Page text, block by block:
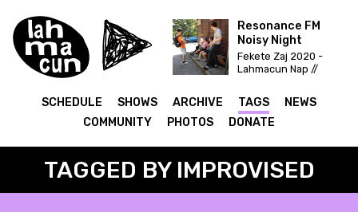
Resonance FM
Noisy Night
Fekete Zaj 2020 -
Lahmacun Nap //
SCHEDULE SHOWS ARCHIVE TAGS
NEWS
COMMUNITY
PHOTOS DONATE
TAGGED BY IMPROVISED